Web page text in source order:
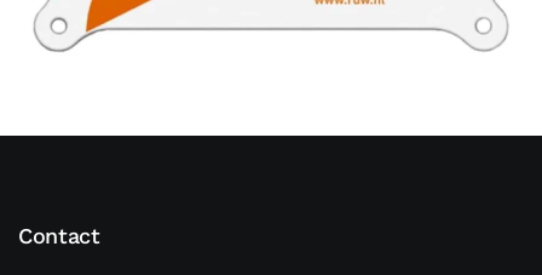
Contact